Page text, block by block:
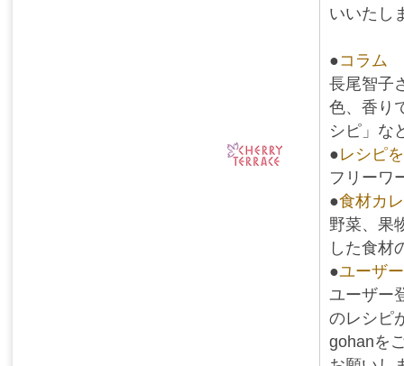
いいたし
●コラム
長尾智子
色、香り
シピ」な
●レシピ
フリーワ
●食材カ
野菜、果
した食材
●ユーザ
ユーザー
のレシピ
gohanを